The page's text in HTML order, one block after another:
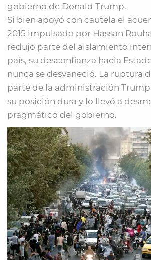
gobierno de Donald Trump.
Si bien apoyó con cautela el
2015 impulsado por Hassan
redujo parte del aislamiento
país, su desconfianza hacia
nunca se desvaneció. La ruptura
parte de la administración Trump
su posición dura y lo llevó a
pragmático del gobierno.